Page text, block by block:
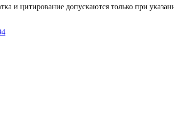
и цитирование допускаются только при